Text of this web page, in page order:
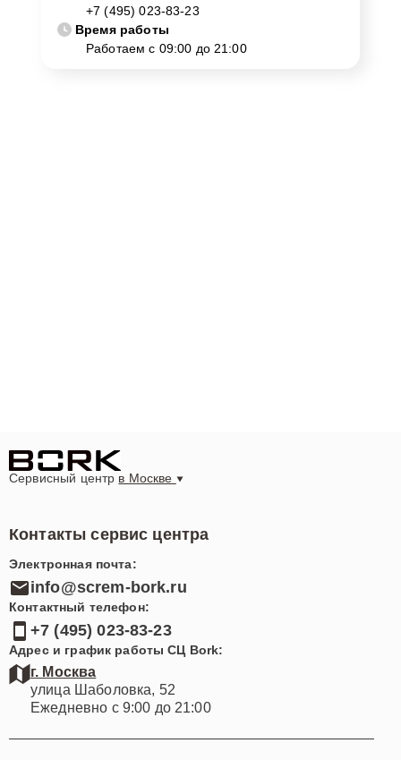
+7 (495) 023-83-23
Время работы
Работаем с 09:00 до 21:00
Сервисный центр в Москве
Контакты сервис центра
Электронная почта:
info@screm-bork.ru
Контактный телефон:
+7 (495) 023-83-23
Адрес и график работы СЦ Bork:
г. Москва
улица Шаболовка, 52
Ежедневно с 9:00 до 21:00